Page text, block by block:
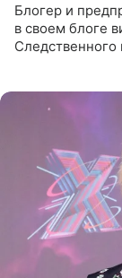
Блогер и
в своем блоге
Следственного